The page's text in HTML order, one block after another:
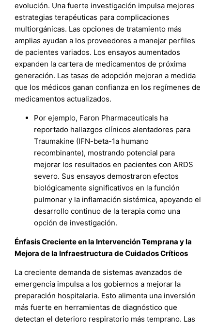
evolución. Una fuerte investigación impulsa mejores
estrategias terapéuticas para complicaciones
multiorgánicas. Las opciones de tratamiento más
amplias ayudan a los proveedores a manejar perfiles
de pacientes variados. Los ensayos aumentados
expanden la cartera de medicamentos de próxima
generación. Las tasas de adopción mejoran a medida
que los médicos ganan confianza en los regímenes de
medicamentos actualizados.
Por ejemplo, Faron Pharmaceuticals ha
reportado hallazgos clínicos alentadores para
Traumakine (IFN-beta-1a humano
recombinante), mostrando potencial para
mejorar los resultados en pacientes con ARDS
severo. Sus ensayos demostraron efectos
biológicamente significativos en la función
pulmonar y la inflamación sistémica, apoyando el
desarrollo continuo de la terapia como una
opción de investigación.
Énfasis Creciente en la Intervención Temprana y la
Mejora de la Infraestructura de Cuidados Críticos
La creciente demanda de sistemas avanzados de
emergencia impulsa a los gobiernos a mejorar la
preparación hospitalaria. Esto alimenta una inversión
más fuerte en herramientas de diagnóstico que
detectan el deterioro respiratorio más temprano. Las